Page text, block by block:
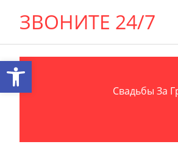
ЗВОНИТЕ 24/7
Свадьбы За
Открыть панель инструментов